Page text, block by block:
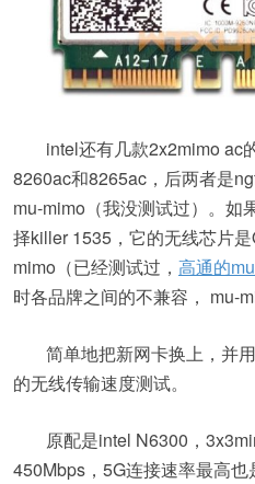
intel还有几款2x2mimo ac
8260ac和8265ac，后两者是
mu-mimo（我没测试过）。如
择killer 1535，它的无线芯片
mimo（已经测试过， 高通的
时各品牌之间的不兼容， mu-
简单地把新网卡换上，并
的无线传输速度测试。
原配是intel N6300，
450Mbps，5G连接速率最高